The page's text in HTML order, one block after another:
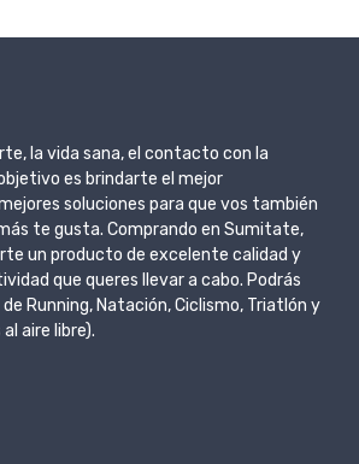
la vida sana, el contacto con la
es brindarte el mejor
soluciones para que vos también
te gusta. Comprando en Sumitate,
un producto de excelente calidad y
que queres llevar a cabo. Podrás
Running, Natación, Ciclismo, Triatlón y
aire libre).